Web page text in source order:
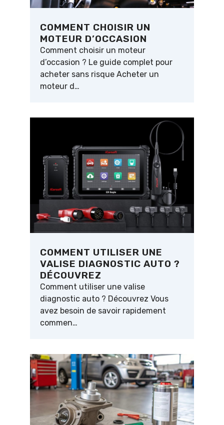
COMMENT CHOISIR UN
MOTEUR D’OCCASION
Comment choisir un moteur
d’occasion ? Le guide complet pour
acheter sans risque Acheter un
moteur d…
COMMENT UTILISER UNE
VALISE DIAGNOSTIC AUTO ?
DÉCOUVREZ
Comment utiliser une valise
diagnostic auto ? Découvrez Vous
avez besoin de savoir rapidement
commen…